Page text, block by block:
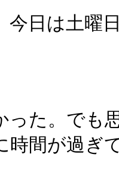
今日は土曜
た。でも
時間が過ぎ